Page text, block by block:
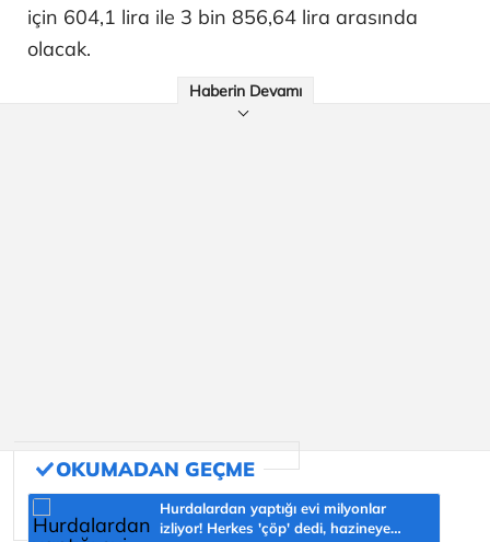
için 604,1 lira ile 3 bin 856,64 lira arasında
olacak.
Haberin Devamı
Hurdalardan yaptığı evi milyonlar
izliyor! Herkes 'çöp' dedi, hazineye